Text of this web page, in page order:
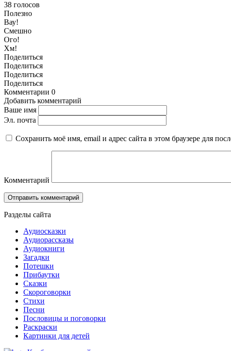
38 голосов
Полезно
Вау!
Смешно
Ого!
Хм!
Поделиться
Поделиться
Поделиться
Поделиться
Комментарии 0
Добавить комментарий
Ваше имя
Эл. почта
Сохранить моё имя, email и адрес сайта в этом браузере для
Комментарий
Разделы сайта
Аудиосказки
Аудиорассказы
Аудиокниги
Загадки
Потешки
Прибаутки
Сказки
Скороговорки
Стихи
Песни
Пословицы и поговорки
Раскраски
Картинки для детей